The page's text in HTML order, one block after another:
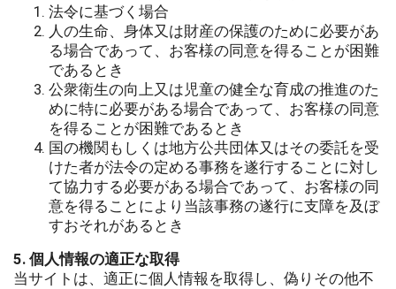
法令に基づく場合
人の生命、身体又は財産の保護のために必要があ
る場合であって、お客様の同意を得ることが困難
であるとき
公衆衛生の向上又は児童の健全な育成の推進のた
めに特に必要がある場合であって、お客様の同意
を得ることが困難であるとき
国の機関もしくは地方公共団体又はその委託を受
けた者が法令の定める事務を遂行することに対し
て協力する必要がある場合であって、お客様の同
意を得ることにより当該事務の遂行に支障を及ぼ
すおそれがあるとき
5. 個人情報の適正な取得
当サイトは、適正に個人情報を取得し、偽りその他不